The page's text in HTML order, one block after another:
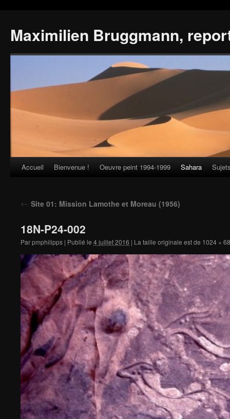
Maximilien Bruggmann,
Skip
content
Accueil Bienvenue ! Oeuvre peint 1994-1999 Sahara
← Site 01: Mission Lamothe et Moreau (1956)
18N-P24-002
Parpmphilipps | Publié le 4 juillet 2016 | La taille originale est de 1024 ×